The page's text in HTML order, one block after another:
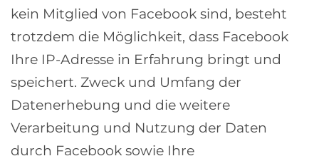
kein Mitglied von Facebook sind, besteht
trotzdem die Möglichkeit, dass Facebook
Ihre IP-Adresse in Erfahrung bringt und
speichert. Zweck und Umfang der
Datenerhebung und die weitere
Verarbeitung und Nutzung der Daten
durch Facebook sowie Ihre